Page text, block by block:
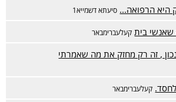
היא הרפואה... סיעתא דשמייא1
בית קעלעברימבאר
, זה רק מחזק את מה שאמרתי
קעלעברימבאר